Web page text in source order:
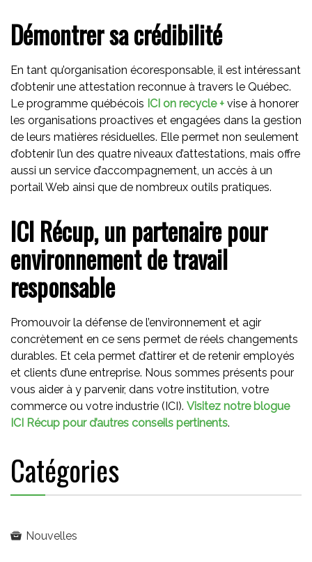
Démontrer sa crédibilité
En tant qu’organisation écoresponsable, il est intéressant
d’obtenir une attestation reconnue à travers le Québec.
Le programme québécois ICI on recycle + vise à honorer
les organisations proactives et engagées dans la gestion
de leurs matières résiduelles. Elle permet non seulement
d’obtenir l’un des quatre niveaux d’attestations, mais offre
aussi un service d’accompagnement, un accès à un
portail Web ainsi que de nombreux outils pratiques.
ICI Récup, un partenaire pour
environnement de travail
responsable
Promouvoir la défense de l’environnement et agir
concrètement en ce sens permet de réels changements
durables. Et cela permet d’attirer et de retenir employés
et clients d’une entreprise. Nous sommes présents pour
vous aider à y parvenir, dans votre institution, votre
commerce ou votre industrie (ICI). Visitez notre blogue
ICI Récup pour d’autres conseils pertinents.
Catégories
Nouvelles